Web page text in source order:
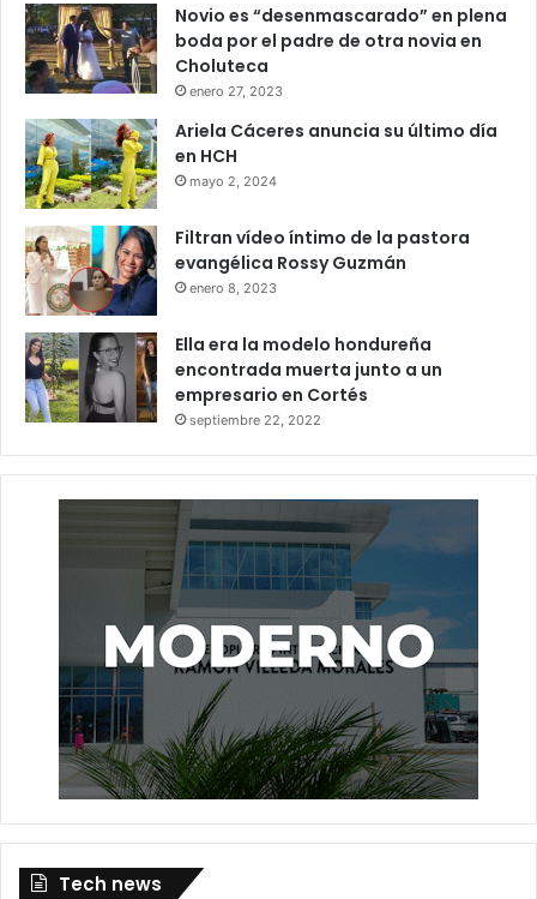
Novio es “desenmascarado” en plena
boda por el padre de otra novia en
Choluteca
enero 27, 2023
Ariela Cáceres anuncia su último día
en HCH
mayo 2, 2024
Filtran vídeo íntimo de la pastora
evangélica Rossy Guzmán
enero 8, 2023
Ella era la modelo hondureña
encontrada muerta junto a un
empresario en Cortés
septiembre 22, 2022
Tech news